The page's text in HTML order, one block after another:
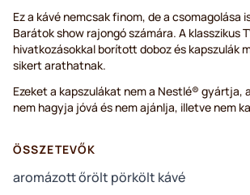
Ez a kávé nemcsak finom, de a csomagolása
Barátok show rajongó számára. A klasszikus
hivatkozásokkal borított doboz és kapszulák
sikert arathatnak.
Ezeket a kapszulákat nem a Nestlé® gyártja,
nem hagyja jóvá és nem ajánlja, illetve nem
ÖSSZETEVŐK
aromázott őrölt pörkölt kávé